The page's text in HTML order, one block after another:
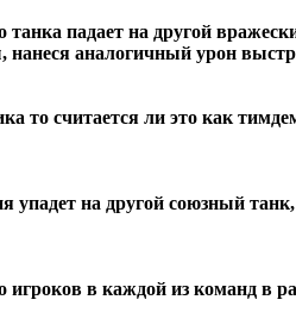
падает на другой
аналогичный урон
то считается ли это как
упадет на другой союзный
в каждой из команд в